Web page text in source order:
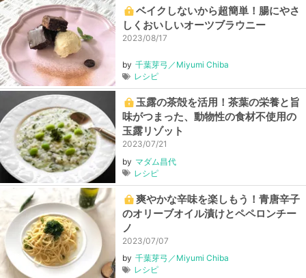
ベイクしないから超簡単！腸にやさ
しくおいしいオーツブラウニー
2023/08/17
by 千葉芽弓／Miyumi Chiba
レシピ
玉露の茶殻を活用！茶葉の栄養と旨
味がつまった、動物性の食材不使用の
玉露リゾット
2023/07/21
by マダム昌代
レシピ
爽やかな辛味を楽しもう！青唐辛子
のオリーブオイル漬けとペペロンチー
ノ
2023/07/07
by 千葉芽弓／Miyumi Chiba
レシピ